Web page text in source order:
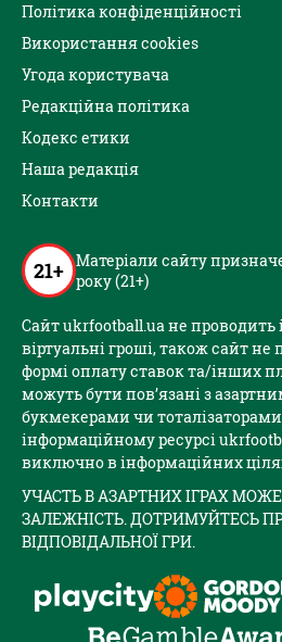
Політика конфіденційності
Використання cookies
Угода користувача
Редакційна політика
Кодекс етики
Наша редакція
Контакти
21+ Матеріали сайту
року (21+)
Сайт ukrfootball.ua не проводить
віртуальні гроші, також сайт не
формі оплату ставок та/інших
можуть бути пов’язані з
букмекерами чи
інформаційному ресурсі
виключно в інформаційних
УЧАСТЬ В АЗАРТНИХ ІГРАХ
ЗАЛЕЖНІСТЬ. ДОТРИМУЙТЕСЬ
ВІДПОВІДАЛЬНОЇ ГРИ.